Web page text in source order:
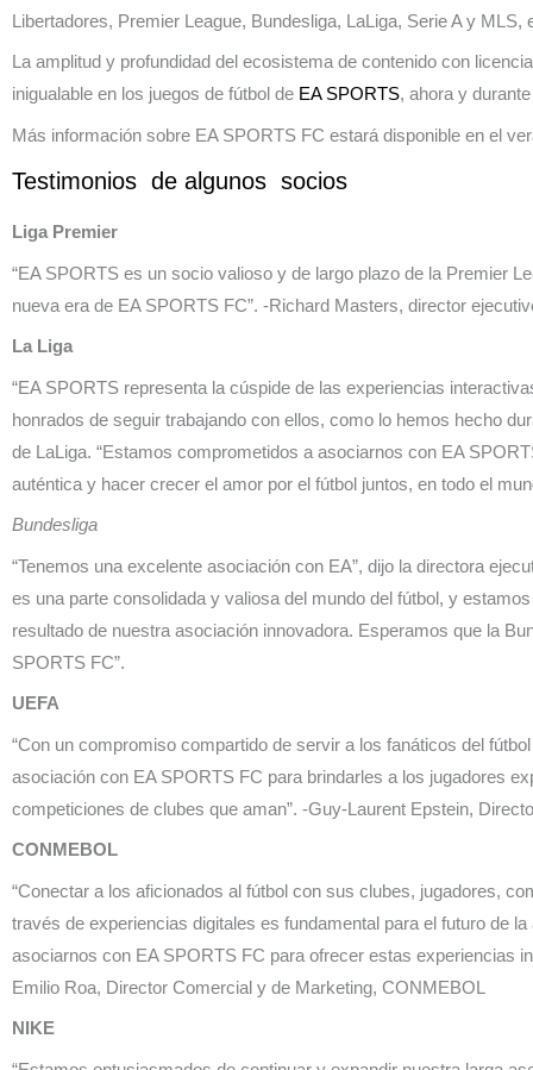
Libertadores, Premier League, Bundesliga, LaLiga, Serie A y MLS,
La amplitud y profundidad del ecosistema de contenido con
inigualable en los juegos de fútbol de EA SPORTS, ahora y
Más información sobre EA SPORTS FC estará disponible en el
Testimonios de algunos socios
Liga Premier
“EA SPORTS es un socio valioso y de largo plazo de la Premier
nueva era de EA SPORTS FC”. -Richard Masters, director
La Liga
“EA SPORTS representa la cúspide de las experiencias
honrados de seguir trabajando con ellos, como lo hemos hecho
de LaLiga. “Estamos comprometidos a asociarnos con EA
auténtica y hacer crecer el amor por el fútbol juntos, en todo el
Bundesliga
“Tenemos una excelente asociación con EA”, dijo la directora
es una parte consolidada y valiosa del mundo del fútbol, ​​y
resultado de nuestra asociación innovadora. Esperamos que la
SPORTS FC”.
UEFA
“Con un compromiso compartido de servir a los fanáticos del
asociación con EA SPORTS FC para brindarles a los jugadores
competiciones de clubes que aman”. -Guy-Laurent Epstein,
CONMEBOL
“Conectar a los aficionados al fútbol con sus clubes, jugadores,
través de experiencias digitales es fundamental para el futuro de
asociarnos con EA SPORTS FC para ofrecer estas experiencias
Emilio Roa, Director Comercial y de Marketing, CONMEBOL
NIKE